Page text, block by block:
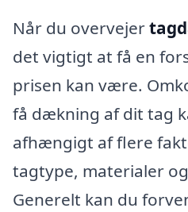
Når du overvejer
det vigtigt at få en
prisen kan være.
få dækning af dit tag
afhængigt af flere
tagtype, materialer
Generelt kan du